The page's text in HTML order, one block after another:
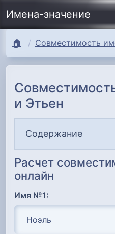
Имена-значение
🏠 Совместимость
и Этьен
Содержание
Расчет
онлайн
Имя №1: